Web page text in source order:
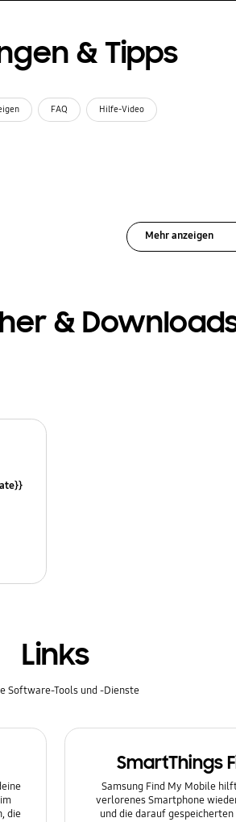
& Tipps
FAQ Hilfe-Video
Mehr anzeigen
&
Links
Software-Tools und -Dienste
die
SmartThings
Samsung Find My Mobile
verlorenes Smartphone
und die darauf